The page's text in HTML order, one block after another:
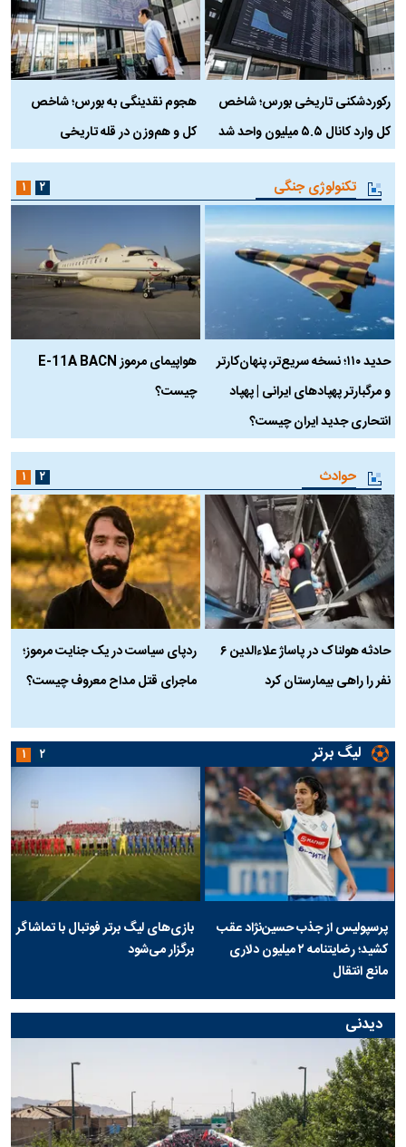
رکوردشکنی تاریخی بورس؛ شاخص
کل وارد کانال ۵.۵ میلیون واحد شد
هجوم نقدینگی به بورس؛ شاخص
کل و هم‌وزن در قله تاریخی
تکنولوژی جنگی
حدید ۱۱۰؛ نسخه سریع‌تر، پنهان‌کارتر
و مرگبارتر پهپادهای ایرانی | پهپاد
انتحاری جدید ایران چیست؟
هواپیمای مرموز E-11A BACN
چیست؟
۱ ۲
حوادث
حادثه هولناک در پاساژ علاءالدین ۶
نفر را راهی بیمارستان کرد
ردپای سیاست در یک جنایت مرموز؛
ماجرای قتل مداح معروف چیست؟
۱ ۲
لیگ برتر
پرسپولیس از جذب حسین‌نژاد عقب
کشید؛ رضایتنامه ۲ میلیون دلاری
مانع انتقال
بازی‌های لیگ برتر فوتبال با تماشاگر
برگزار می‌شود
۱ ۲
دیدنی